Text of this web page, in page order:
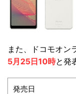
また、ドコモオン
5月25日10時と発
発売日